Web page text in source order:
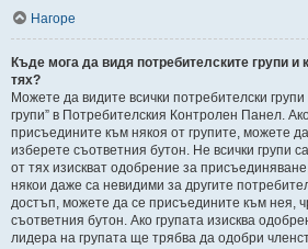
Нагоре
Къде мога да видя потребителските групи и
тях?
Можете да видите всички потребителски
групи” в Потребителския Контролен Панел.
присъедините към някоя от групите, можете
изберете съответния бутон. Не всички групи
от тях изискват одобрение за
някои даже са невидими за другите
достъп, можете да се присъедините към нея,
съответния бутон. Ако групата изисква
лидера на групата ще трябва да одобри